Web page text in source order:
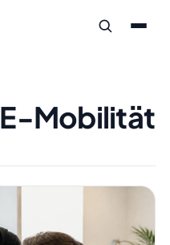
E-Mobilität